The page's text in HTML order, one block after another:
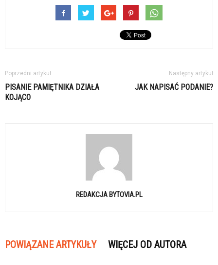
Poprzedni artykuł
PISANIE PAMIĘTNIKA DZIAŁA
KOJĄCO
Następny artykuł
JAK NAPISAĆ PODANIE?
REDAKCJA BYTOVIA.PL
POWIĄZANE ARTYKUŁY WIĘCEJ OD AUTORA